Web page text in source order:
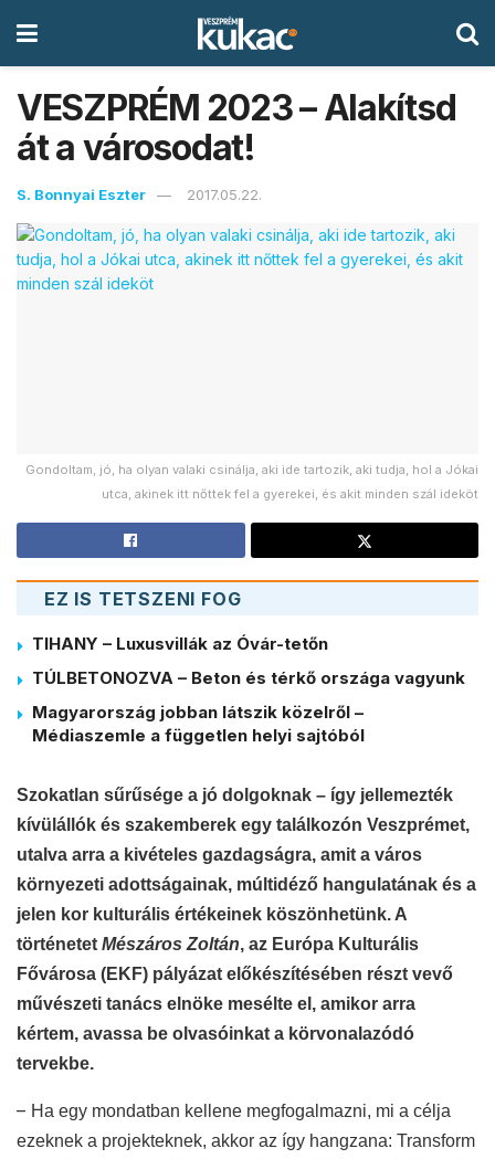
VESZPRÉM 2023 – Alakítsd
át a városodat!
S. Bonnyai Eszter 2017.05.22.
Gondoltam, jó, ha olyan valaki csinálja, aki ide tartozik, aki tudja, hol a Jókai
utca, akinek itt nőttek fel a gyerekei, és akit minden szál ideköt
EZ IS TETSZENI FOG
TIHANY – Luxusvillák az Óvár-tetőn
TÚLBETONOZVA – Beton és térkő országa vagyunk
Magyarország jobban látszik közelről –
Médiaszemle a független helyi sajtóból
Szokatlan sűrűsége a jó dolgoknak – így jellemezték
kívülállók és szakemberek egy találkozón Veszprémet,
utalva arra a kivételes gazdagságra, amit a város
környezeti adottságainak, múltidéző hangulatának és a
jelen kor kulturális értékeinek köszönhetünk. A
történetet Mészáros Zoltán, az Európa Kulturális
Fővárosa (EKF) pályázat előkészítésében részt vevő
művészeti tanács elnöke mesélte el, amikor arra
kértem, avassa be olvasóinkat a körvonalazódó
tervekbe.
– Ha egy mondatban kellene megfogalmazni, mi a célja
ezeknek a projekteknek, akkor az így hangzana: Transform